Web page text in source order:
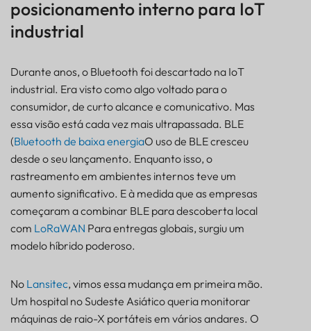
posicionamento interno para IoT
industrial
Durante anos, o Bluetooth foi descartado na IoT
industrial. Era visto como algo voltado para o
consumidor, de curto alcance e comunicativo. Mas
essa visão está cada vez mais ultrapassada. BLE
(Bluetooth de baixa energiaO uso de BLE cresceu
desde o seu lançamento. Enquanto isso, o
rastreamento em ambientes internos teve um
aumento significativo. E à medida que as empresas
começaram a combinar BLE para descoberta local
com LoRaWAN Para entregas globais, surgiu um
modelo híbrido poderoso.
No Lansitec, vimos essa mudança em primeira mão.
Um hospital no Sudeste Asiático queria monitorar
máquinas de raio-X portáteis em vários andares. O